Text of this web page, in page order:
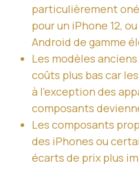
particulièrement
pour un iPhone 12,
Android de gamme
Les modèles
coûts plus bas car
à l’exception des
composants
Les composants
des iPhones ou
écarts de prix plus